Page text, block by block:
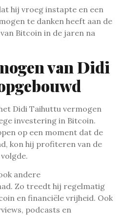
hij vroeg instapte en een
te danken heeft aan de
Bitcoin in de jaren na
van Didi
Didi Taihuttu vermogen
investering in Bitcoin.
op een moment dat de
kon hij profiteren van de
andere
Zo treedt hij regelmatig
en financiële vrijheid. Ook
podcasts en